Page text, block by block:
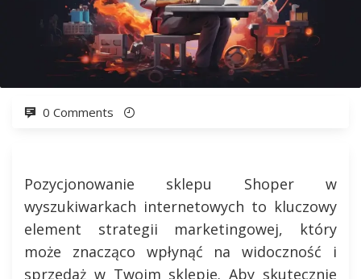
0 Comments
Pozycjonowanie sklepu Shoper w
wyszukiwarkach internetowych to kluczowy
element strategii marketingowej, który
może znacząco wpłynąć na widoczność i
sprzedaż w Twoim sklepie. Aby skutecznie